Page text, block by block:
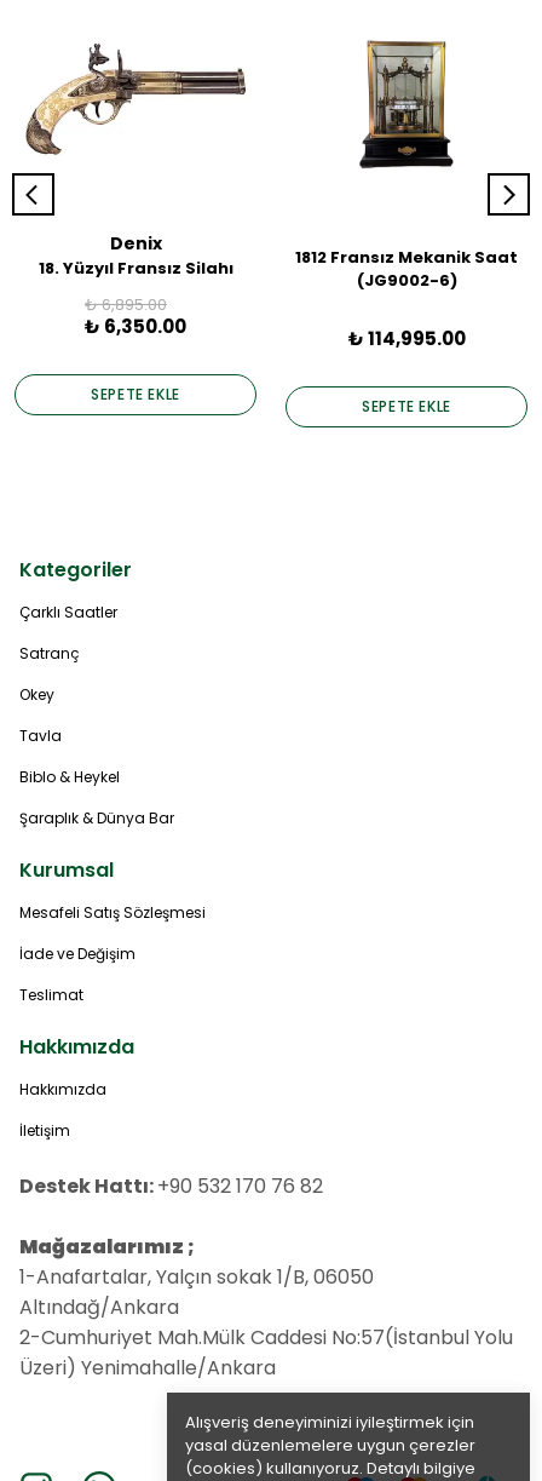
Alışveriş deneyiminizi iyileştirmek için
yasal düzenlemelere uygun çerezler
(cookies) kullanıyoruz. Detaylı bilgiye
Denix
18. Yüzyıl Fransız Silahı
₺ 6,895.00
₺ 6,350.00
SEPETE EKLE
1812 Fransız Mekanik Saat
(JG9002-6)
₺ 114,995.00
SEPETE EKLE
Kategoriler
Çarklı Saatler
Satranç
Okey
Tavla
Biblo & Heykel
Şaraplık & Dünya Bar
Kurumsal
Mesafeli Satış Sözleşmesi
İade ve Değişim
Teslimat
Hakkımızda
Hakkımızda
İletişim
Destek Hattı:+90 532 170 76 82
Mağazalarımız ;
1-Anafartalar, Yalçın sokak 1/B, 06050
Altındağ/Ankara
2-Cumhuriyet Mah.Mülk Caddesi No:57(İstanbul Yolu
Üzeri) Yenimahalle/Ankara